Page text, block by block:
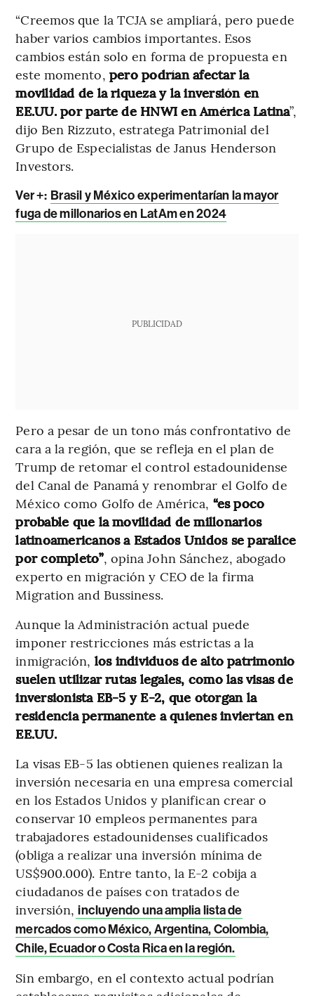
“Creemos que la TCJA se ampliará, pero puede
haber varios cambios importantes. Esos
cambios están solo en forma de propuesta en
este momento, pero podrían afectar la
movilidad de la riqueza y la inversión en
EE.UU. por parte de HNWI en América Latina”,
dijo Ben Rizzuto, estratega Patrimonial del
Grupo de Especialistas de Janus Henderson
Investors.
Ver +: Brasil y México experimentarían la mayor
fuga de millonarios en LatAm en 2024
PUBLICIDAD
Pero a pesar de un tono más confrontativo de
cara a la región, que se refleja en el plan de
Trump de retomar el control estadounidense
del Canal de Panamá y renombrar el Golfo de
México como Golfo de América, “es poco
probable que la movilidad de millonarios
latinoamericanos a Estados Unidos se paralice
por completo”, opina John Sánchez, abogado
experto en migración y CEO de la firma
Migration and Bussiness.
Aunque la Administración actual puede
imponer restricciones más estrictas a la
inmigración, los individuos de alto patrimonio
suelen utilizar rutas legales, como las visas de
inversionista EB-5 y E-2, que otorgan la
residencia permanente a quienes inviertan en
EE.UU.
La visas EB-5 las obtienen quienes realizan la
inversión necesaria en una empresa comercial
en los Estados Unidos y planifican crear o
conservar 10 empleos permanentes para
trabajadores estadounidenses cualificados
(obliga a realizar una inversión mínima de
US$900.000). Entre tanto, la E-2 cobija a
ciudadanos de países con tratados de
inversión, incluyendo una amplia lista de
mercados como México, Argentina, Colombia,
Chile, Ecuador o Costa Rica en la región.
Sin embargo, en el contexto actual podrían